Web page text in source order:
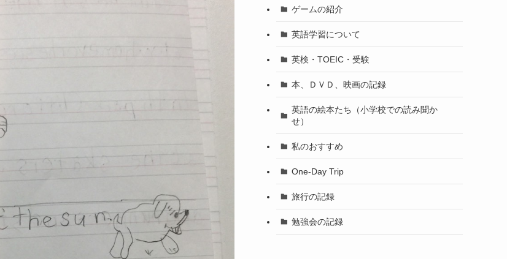
ゲームの紹介
英語学習について
英検・TOEIC・受験
本、ＤＶＤ、映画の記録
英語の絵本たち（小学校での読み聞か
せ）
私のおすすめ
One-Day Trip
旅行の記録
勉強会の記録